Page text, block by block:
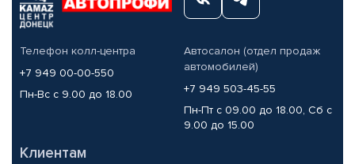
Телефон колл-центра
+7 949 00-00-550
Пн-Вс с 9.00 до 18.00
Автосалон (отдел продаж
автомобилей)
+7 949 503-45-55
Пн-Пт с 09.00 до 18.00, Сб с
9.00 до 15.00
Клиентам